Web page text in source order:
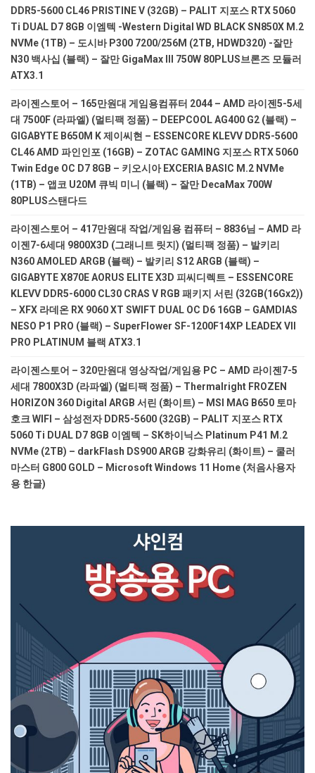
DDR5-5600 CL46 PRISTINE V (32GB) – PALIT 지포스 RTX 5060
Ti DUAL D7 8GB 이엠텍 -Western Digital WD BLACK SN850X M.2
NVMe (1TB) – 도시바 P300 7200/256M (2TB, HDWD320) -잘만
N30 백사십 (블랙) – 잘만 GigaMax III 750W 80PLUS브론즈 모듈러
ATX3.1
라이젠스토어 – 165만원대 게임용컴퓨터 2044 – AMD 라이젠5-5세
대 7500F (라파엘) (멀티팩 정품) – DEEPCOOL AG400 G2 (블랙) –
GIGABYTE B650M K 제이씨현 – ESSENCORE KLEVV DDR5-5600
CL46 AMD 파인인포 (16GB) – ZOTAC GAMING 지포스 RTX 5060
Twin Edge OC D7 8GB – 키오시아 EXCERIA BASIC M.2 NVMe
(1TB) – 앱코 U20M 큐빅 미니 (블랙) – 잘만 DecaMax 700W
80PLUS스탠다드
라이젠스토어 – 417만원대 작업/게임용 컴퓨터 – 8836님 – AMD 라
이젠7-6세대 9800X3D (그래니트 릿지) (멀티팩 정품) – 발키리
N360 AMOLED ARGB (블랙) – 발키리 S12 ARGB (블랙) –
GIGABYTE X870E AORUS ELITE X3D 피씨디렉트 – ESSENCORE
KLEVV DDR5-6000 CL30 CRAS V RGB 패키지 서린 (32GB(16Gx2))
– XFX 라데온 RX 9060 XT SWIFT DUAL OC D6 16GB – GAMDIAS
NESO P1 PRO (블랙) – SuperFlower SF-1200F14XP LEADEX VII
PRO PLATINUM 블랙 ATX3.1
라이젠스토어 – 320만원대 영상작업/게임용 PC – AMD 라이젠7-5
세대 7800X3D (라파엘) (멀티팩 정품) – Thermalright FROZEN
HORIZON 360 Digital ARGB 서린 (화이트) – MSI MAG B650 토마
호크 WIFI – 삼성전자 DDR5-5600 (32GB) – PALIT 지포스 RTX
5060 Ti DUAL D7 8GB 이엠텍 – SK하이닉스 Platinum P41 M.2
NVMe (2TB) – darkFlash DS900 ARGB 강화유리 (화이트) – 쿨러
마스터 G800 GOLD – Microsoft Windows 11 Home (처음사용자
용 한글)